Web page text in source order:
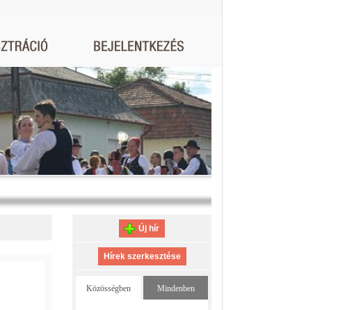
Új hír
Hírek szerkesztése
Közösségben Mindenben